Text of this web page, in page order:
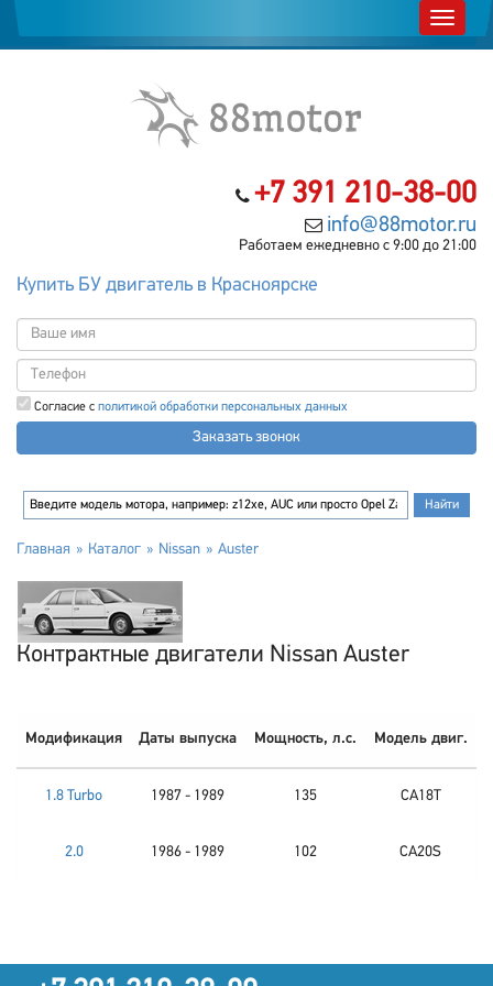
+7 391 210-38-00
info@88motor.ru
Работаем ежедневно с 9:00 до 21:00
Купить БУ двигатель в Красноярске
Согласие с политикой обработки персональных данных
Заказать звонок
Главная Каталог Nissan Auster
Контрактные двигатели Nissan Auster
Модификация Даты выпуска Мощность, л.с. Модель двиг.
1.8 Turbo 1987 - 1989 135 CA18T
2.0 1986 - 1989 102 CA20S